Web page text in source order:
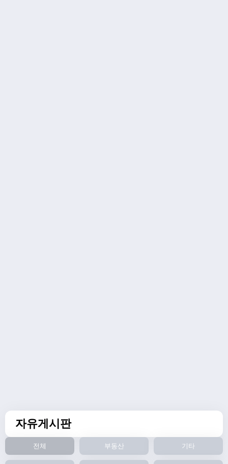
자유게시판
전체 부동산 기타